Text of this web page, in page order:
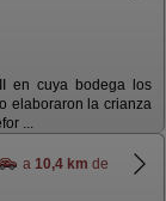
en cuya bodega los
elaboraron la crianza
...
a 10,4 km de